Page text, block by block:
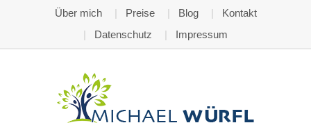
Über mich Preise Blog
Kontakt
Datenschutz
Impressum